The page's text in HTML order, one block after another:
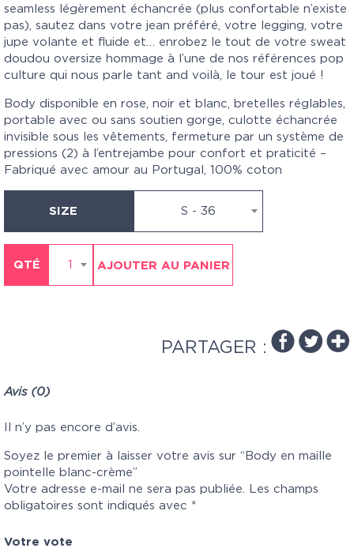
seamless légèrement échancrée (plus confortable n’existe
pas), sautez dans votre jean préféré, votre legging, votre
jupe volante et fluide et… enrobez le tout de votre sweat
doudou oversize hommage à l’une de nos références pop
culture qui nous parle tant and voilà, le tour est joué !
Body disponible en rose, noir et blanc, bretelles réglables,
portable avec ou sans soutien gorge, culotte échancrée
invisible sous les vêtements, fermeture par un système de
pressions (2) à l’entrejambe pour confort et praticité –
Fabriqué avec amour au Portugal, 100% coton
SIZE S - 36
QTÉ 1 AJOUTER AU PANIER
PARTAGER :
Avis (0)
Il n’y pas encore d’avis.
Soyez le premier à laisser votre avis sur “Body en maille
pointelle blanc-crème”
Votre adresse e-mail ne sera pas publiée.
Les champs
obligatoires sont indiqués avec *
Votre vote